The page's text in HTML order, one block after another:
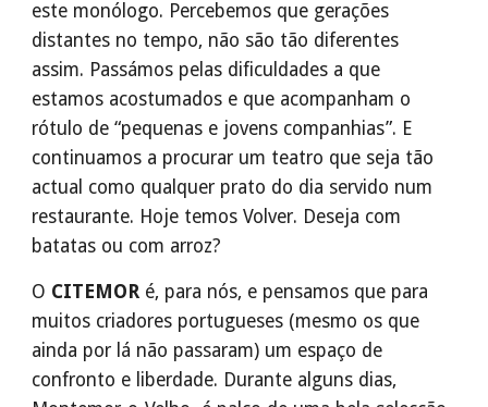
este monólogo. Percebemos que gerações
distantes no tempo, não são tão diferentes
assim. Passámos pelas dificuldades a que
estamos acostumados e que acompanham o
rótulo de “pequenas e jovens companhias”. E
continuamos a procurar um teatro que seja tão
actual como qualquer prato do dia servido num
restaurante. Hoje temos Volver. Deseja com
batatas ou com arroz?
O CITEMOR é, para nós, e pensamos que para
muitos criadores portugueses (mesmo os que
ainda por lá não passaram) um espaço de
confronto e liberdade. Durante alguns dias,